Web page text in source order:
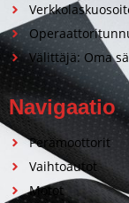
Välittäjä: Oma
Navigaatio
Perämoottorit
Vaihtoautot
Motot